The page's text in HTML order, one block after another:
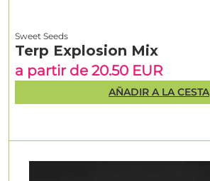
Sweet Seeds
Terp Explosion Mix
a partir de 20.50 EUR
AÑADIR A LA CESTA